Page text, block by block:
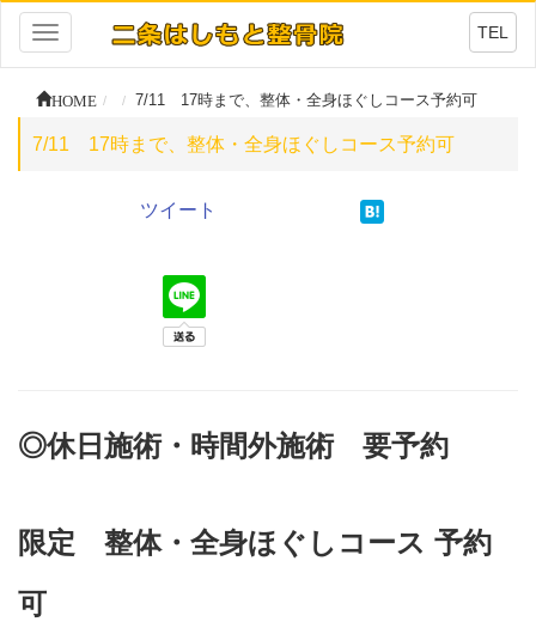
Toggle
navigation
TEL
HOME 7/11 17時まで、整体・全身ほぐしコース予約可
7/11 17時まで、整体・全身ほぐしコース予約可
ツイート
◎休日施術・時間外施術要予約
限定 整体・全身ほぐしコース 予約
可